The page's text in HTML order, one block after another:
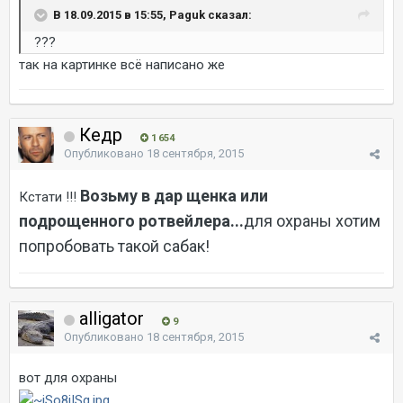
В 18.09.2015 в 15:55, Paguk сказал:
???
так на картинке всё написано же
Кедр 1 654
Опубликовано 18 сентября, 2015
Кстати !!! Возьму в дар щенка или
подрощенного ротвейлера...для охраны хотим
попробовать такой сабак!
alligator 9
Опубликовано 18 сентября, 2015
вот для охраны